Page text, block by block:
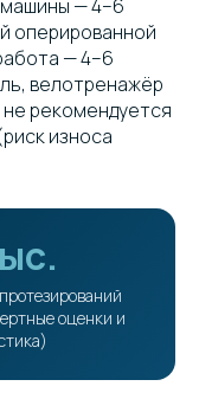
— 4–6
оперированной
— 4–6
велотренажёр
рекомендуется
износа
оценки и